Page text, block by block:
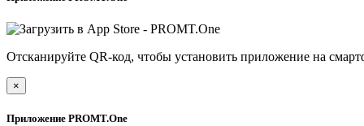
Отсканируйте QR-код, чтобы установить приложение на
×
Приложение PROMT.One